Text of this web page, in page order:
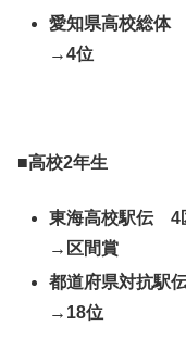
愛知県高校総体
→4位
■高校2年生
東海高校駅伝 4
→区間賞
都道府県対抗駅
→18位